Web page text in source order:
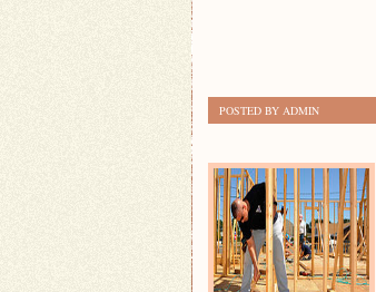
POSTED BY ADMIN